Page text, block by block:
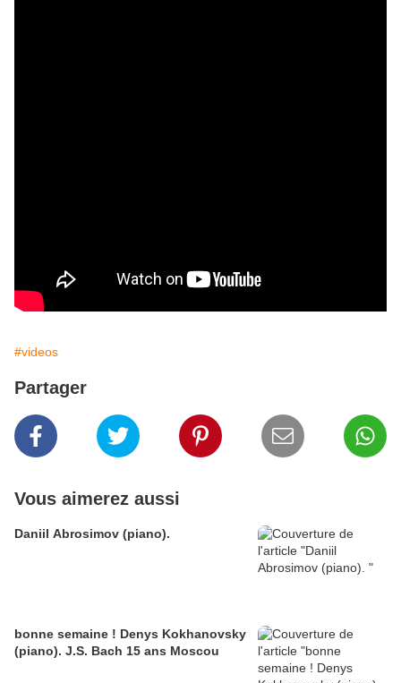
#videos
Partager
Vous aimerez aussi
Daniil Abrosimov (piano).
bonne semaine ! Denys Kokhanovsky
(piano). J.S. Bach 15 ans Moscou